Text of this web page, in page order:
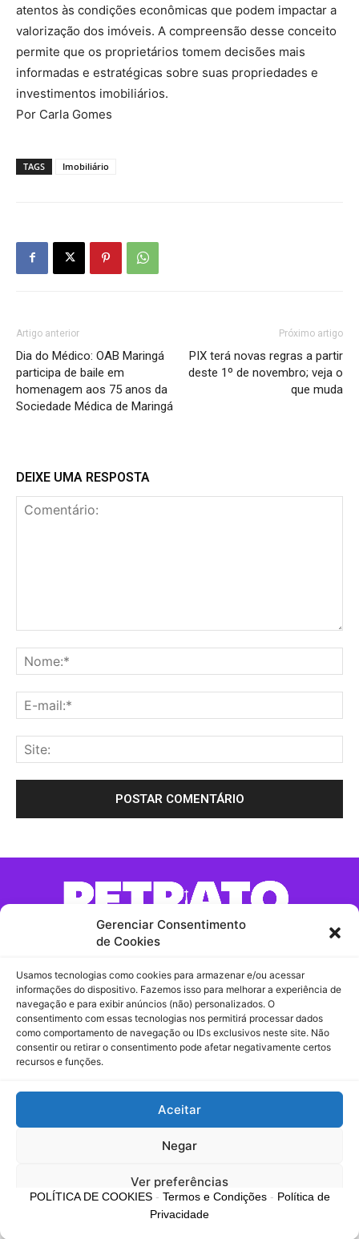
Gerenciar Consentimento
de Cookies
Usamos tecnologias como cookies para armazenar e/ou acessar
informações do dispositivo. Fazemos isso para melhorar a experiência de
navegação e para exibir anúncios (não) personalizados. O
consentimento com essas tecnologias nos permitirá processar dados
como comportamento de navegação ou IDs exclusivos neste site. Não
consentir ou retirar o consentimento pode afetar negativamente certos
recursos e funções.
Aceitar
Negar
Ver preferências
Política de Cookies Política de Privacidade
atentos às condições econômicas que podem impactar a
valorização dos imóveis. A compreensão desse conceito
permite que os proprietários tomem decisões mais
informadas e estratégicas sobre suas propriedades e
investimentos imobiliários.
Por Carla Gomes
TAGS Imobiliário
Artigo anterior
Dia do Médico: OAB Maringá
participa de baile em
homenagem aos 75 anos da
Sociedade Médica de Maringá
Próximo artigo
PIX terá novas regras a partir
deste 1º de novembro; veja o
que muda
DEIXE UMA RESPOSTA
Contato:
Comercial / Redação
contato@retratomaringa.com.br
Recebidos
Chama no Whatsapp!
POLÍTICA DE COOKIES- Termos e Condições- Política de
Privacidade